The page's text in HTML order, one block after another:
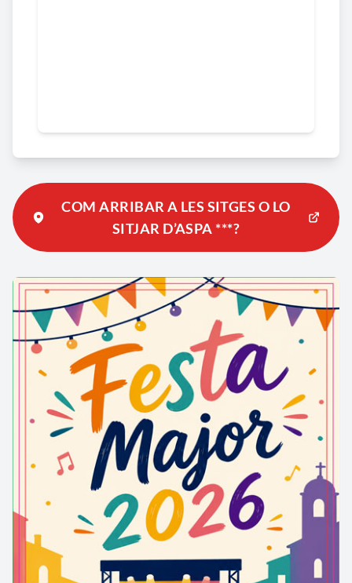
COM ARRIBAR A LES SITGES O LO
SITJAR D’ASPA ***?